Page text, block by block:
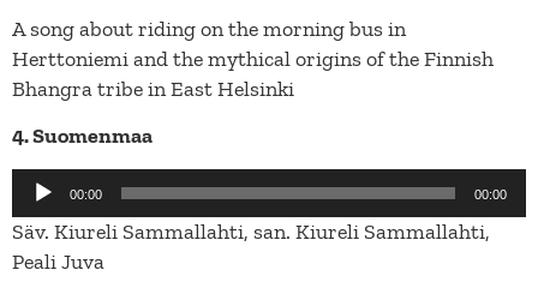
A song about riding on the morning bus in
Herttoniemi and the mythical origins of the Finnish
Bhangra tribe in East Helsinki
4. Suomenmaa
Äänitoistin
00:00 00:00
Säv. Kiureli Sammallahti, san. Kiureli Sammallahti,
Peali Juva